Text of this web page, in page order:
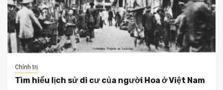
Chính trị
Tìm hiểu lịch sử di cư của người Hoa ở Việt Nam